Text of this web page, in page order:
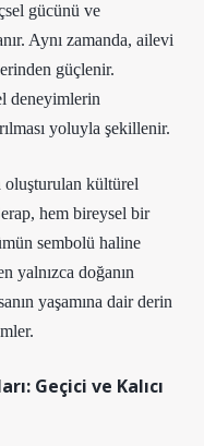
gücünü ve
Aynı zamanda, ailevi
güçlenir.
deneyimlerin
yoluyla şekillenir.
oluşturulan kültürel
hem bireysel bir
sembolü haline
yalnızca doğanın
yaşamına dair derin
Geçici ve Kalıcı